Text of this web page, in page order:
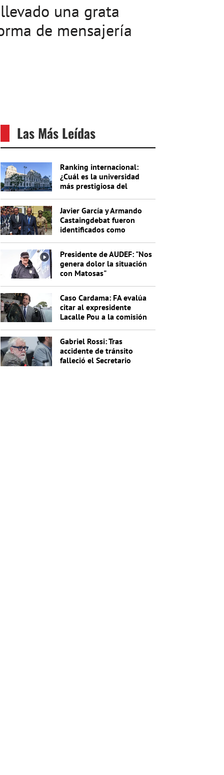
una grata
de mensajería
Las Más Leídas
Ranking internacional:
¿Cuál es la universidad
más prestigiosa del
Javier García y Armando
Castaingdebat fueron
identificados como
Presidente de AUDEF: "Nos
genera dolor la situación
con Matosas"
Caso Cardama: FA evalúa
citar al expresidente
Lacalle Pou a la comisión
Gabriel Rossi: Tras
accidente de tránsito
falleció el Secretario